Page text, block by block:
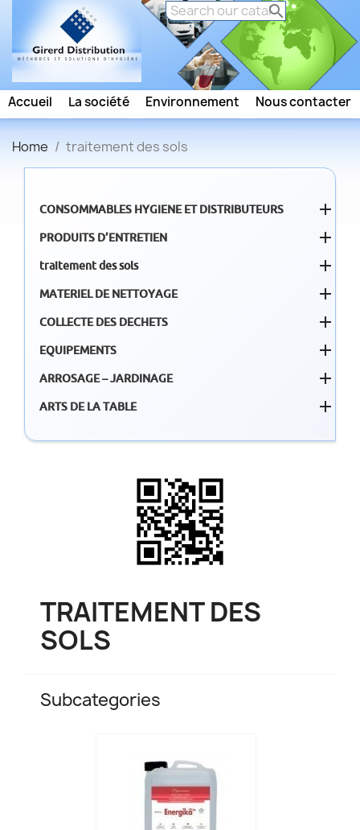

Accueil La société Environnement Nous contacter
Home traitement des sols
CONSOMMABLES HYGIENE ET DISTRIBUTEURS 
PRODUITS D’ENTRETIEN 
traitement des sols 
MATERIEL DE NETTOYAGE 
COLLECTE DES DECHETS 
EQUIPEMENTS 
ARROSAGE – JARDINAGE 
ARTS DE LA TABLE 
TRAITEMENT DES
SOLS
Subcategories